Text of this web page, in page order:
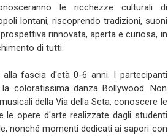
le ricchezze culturali di
lontani, riscoprendo tradizioni, suoni
rinnovata, aperta e curiosa, in
di tutti.
fascia d'età 0-6 anni. I partecipanti
coloratissima danza Bollywood. Non
della Via della Seta, conoscere le
le opere d'arte realizzate dagli studenti
nonché momenti dedicati ai sapori con